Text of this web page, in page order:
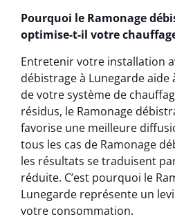
Pourquoi le Ramonage
optimise-t-il votre
Entretenir votre installation
débistrage à Lunegarde aide
de votre système de
résidus, le Ramonage
favorise une meilleure
tous les cas de Ramonage
les résultats se traduisent
réduite. C’est pourquoi le
Lunegarde représente un
votre consommation.